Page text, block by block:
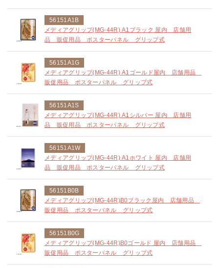
56151A1B
メディアグリップ(MG-44R) A1ブラック 屋内 店舗用
品 販促用品 ポスターパネル グリップ式
56151A1G
メディアグリップ(MG-44R) A1ゴールド屋内 店舗用品
販促用品 ポスターパネル グリップ式
56151A1S
メディアグリップ(MG-44R) A1シルバー 屋内 店舗用
品 販促用品 ポスターパネル グリップ式
56151A1W
メディアグリップ(MG-44R) A1ホワイト 屋内 店舗用
品 販促用品 ポスターパネル グリップ式
56151B0B
メディアグリップ(MG-44R)B0ブラック屋内 店舗用品
販促用品 ポスターパネル グリップ式
56151B0G
メディアグリップ(MG-44R)B0ゴールド 屋内 店舗用品
販促用品 ポスターパネル グリップ式